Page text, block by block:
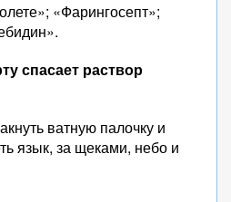
«Фарингосепт»;
спасает раствор
ватную палочку и
язык, за щеками, небо и